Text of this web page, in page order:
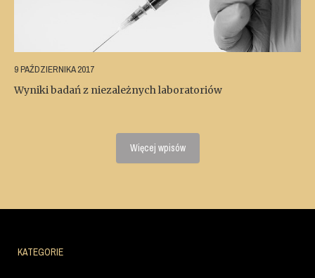
9 PAŹDZIERNIKA 2017
Wyniki badań z niezależnych laboratoriów
Więcej wpisów
KATEGORIE